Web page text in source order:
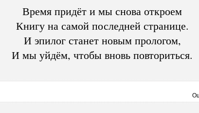
Время придёт и мы снова откроем
Книгу на самой последней странице.
И эпилог станет новым прологом,
И мы уйдём, чтобы вновь повториться.